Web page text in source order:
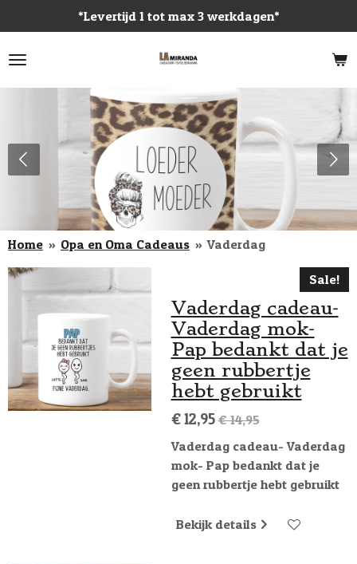
direct
naar
*Levertijd 1 tot max 3 werkdagen*
Home » Opa en Oma Cadeaus » Vaderdag
Sale!
Vaderdag cadeau-
Vaderdag mok-
Pap bedankt dat je
geen rubbertje
hebt gebruikt
€ 12,95 € 14,95
Vaderdag cadeau- Vaderdag
mok- Pap bedankt dat je
geen rubbertje hebt gebruikt
Bekijk details